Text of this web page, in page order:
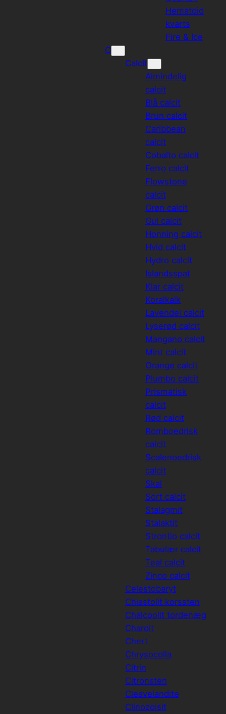
Hematoid
kvarts
Fire & Ice
C
Calcit
Almindelig
calcit
Blå calcit
Brun calcit
Caribbean
calcit
Cobalto calcit
Ferro calcit
Flowstone
calcit
Grøn calcit
Gul calcit
Honning calcit
Hvid calcit
Hydro calcit
Islandsspat
Klar calcit
Koralkalk
Lavendel calcit
Lyserød calcit
Mangano calcit
Mint calcit
Orange calcit
Plumbo calcit
Prismatisk
calcit
Rød calcit
Romboedrisk
calcit
Scalenoedrisk
calcit
Skal
Sort calcit
Stalagmit
Stalaktit
Strontio calcit
Tabulær calcit
Teal calcit
Zinco calcit
Celestobaryt
Chiastolit korssten
Chalcoolit tordenæg
Charoit
Chert
Chrysocolla
Citrin
Citronsten
Cleavelandite
Clinozoisit